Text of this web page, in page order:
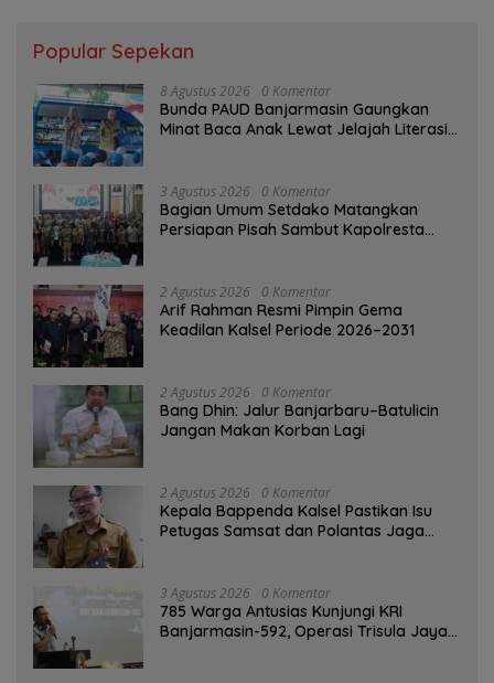
Popular Sepekan
8 Agustus 2026 0 Komentar
Bunda PAUD Banjarmasin Gaungkan
Minat Baca Anak Lewat Jelajah Literasi
3 Agustus 2026 0 Komentar
Bagian Umum Setdako Matangkan
Persiapan Pisah Sambut Kapolresta
2 Agustus 2026 0 Komentar
Arif Rahman Resmi Pimpin Gema
Keadilan Kalsel Periode 2026–2031
2 Agustus 2026 0 Komentar
Bang Dhin: Jalur Banjarbaru–Batulicin
Jangan Makan Korban Lagi
2 Agustus 2026 0 Komentar
Kepala Bappenda Kalsel Pastikan Isu
Petugas Samsat dan Polantas Jaga
3 Agustus 2026 0 Komentar
785 Warga Antusias Kunjungi KRI
Banjarmasin-592, Operasi Trisula Jaya